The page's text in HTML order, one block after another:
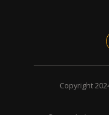
Copyright